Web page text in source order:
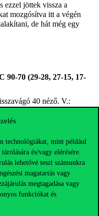
technológiákat, mint például
és/vagy elérésére.
lehetővé teszi számunkra
magatartás vagy
megtagadása vagy
funkciókat és
ezzel jöttek vissza a
mozgósítva itt a végén
de hát még egy
90-70 (29-28, 27-15, 17-
40 néző. V.:
21/12, RADICS
6, Gilszki 2, Rékasi 6,
E. 6, Molnár B. 6/3,
Edző: Klepej Roland
és siker az egyetemi
bejutni. Sok utazás, jó